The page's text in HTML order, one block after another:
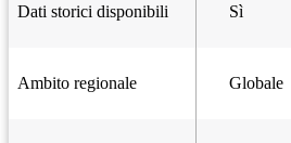
Dati storici disponibili Sì
Ambito regionale Globale